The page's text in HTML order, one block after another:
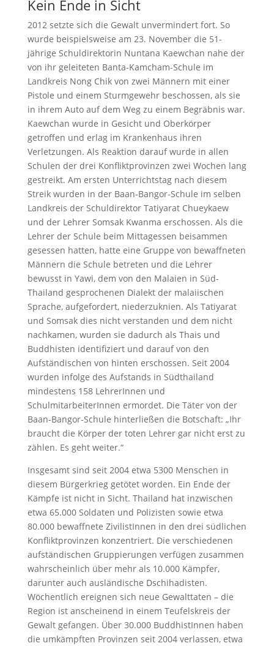
Kein Ende in Sicht
2012 setzte sich die Gewalt unvermindert fort. So
wurde beispielsweise am 23. November die 51-
jährige Schuldirektorin Nuntana Kaewchan nahe der
von ihr geleiteten Banta-Kamcham-Schule im
Landkreis Nong Chik von zwei Männern mit einer
Pistole und einem Sturmgewehr beschossen, als sie
in ihrem Auto auf dem Weg zu einem Begräbnis war.
Kaewchan wurde in Gesicht und Oberkörper
getroffen und erlag im Krankenhaus ihren
Verletzungen. Als Reaktion darauf wurde in allen
Schulen der drei Konfliktprovinzen zwei Wochen lang
gestreikt. Am ersten Unterrichtstag nach diesem
Streik wurden in der Baan-Bangor-Schule im selben
Landkreis der Schuldirektor Tatiyarat Chueykaew
und der Lehrer Somsak Kwanma erschossen. Als die
Lehrer der Schule beim Mittagessen beisammen
gesessen hatten, hatte eine Gruppe von bewaffneten
Männern die Schule betreten und die Lehrer
bewusst in Yawi, dem von den Malaien in Süd-
Thailand gesprochenen Dialekt der malaiischen
Sprache, aufgefordert, niederzuknien. Als Tatiyarat
und Somsak dies nicht verstanden und dem nicht
nachkamen, wurden sie dadurch als Thais und
Buddhisten identifiziert und darauf von den
Aufständischen von hinten erschossen. Seit 2004
wurden infolge des Aufstands in Südthailand
mindestens 158 LehrerInnen und
SchulmitarbeiterInnen ermordet. Die Täter von der
Baan-Bangor-Schule hinterließen die Botschaft: „Ihr
braucht die Körper der toten Lehrer gar nicht erst zu
zählen. Es geht weiter.“
Insgesamt sind seit 2004 etwa 5300 Menschen in
diesem Bürgerkrieg getötet worden. Ein Ende der
Kämpfe ist nicht in Sicht. Thailand hat inzwischen
etwa 65.000 Soldaten und Polizisten sowie etwa
80.000 bewaffnete ZivilistInnen in den drei südlichen
Konfliktprovinzen konzentriert. Die verschiedenen
aufständischen Gruppierungen verfügen zusammen
wahrscheinlich über mehr als 10.000 Kämpfer,
darunter auch ausländische Dschihadisten.
Wöchentlich ereignen sich neue Gewalttaten – die
Region ist anscheinend in einem Teufelskreis der
Gewalt gefangen. Über 30.000 BuddhistInnen haben
die umkämpften Provinzen seit 2004 verlassen, etwa